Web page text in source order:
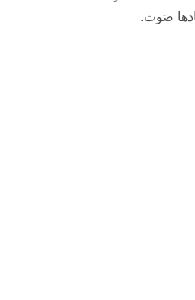
صَوت.